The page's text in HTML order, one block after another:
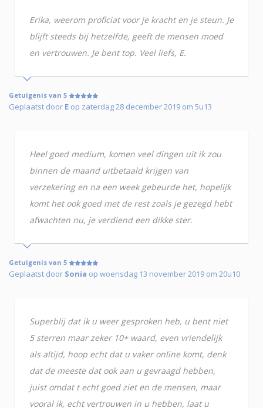
Erika, weerom proficiat voor je kracht en je steun. Je
blijft steeds bij hetzelfde, geeft de mensen moed
en vertrouwen. Je bent top. Veel liefs, E.
Getuigenis van 5
Geplaatst door E op zaterdag 28 december 2019 om 5u13
Heel goed medium, komen veel dingen uit ik zou
binnen de maand uitbetaald krijgen van
verzekering en na een week gebeurde het, hopelijk
komt het ook goed met de rest zoals je gezegd hebt
afwachten nu, je verdiend een dikke ster.
Getuigenis van 5
Geplaatst door Sonia op woensdag 13 november 2019 om 20u10
Superblij dat ik u weer gesproken heb, u bent niet
5 sterren maar zeker 10+ waard, even vriendelijk
als altijd, hoop echt dat u vaker online komt, denk
dat de meeste dat ook aan u gevraagd hebben,
juist omdat t echt goed ziet en de mensen, maar
vooral ik, echt vertrouwen in u hebben, laat u